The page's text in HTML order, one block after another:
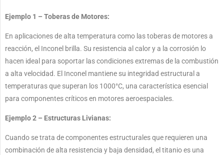
Ejemplo 1 – Toberas de Motores:
En aplicaciones de alta temperatura como las toberas de motores a
reacción, el Inconel brilla. Su resistencia al calor y a la corrosión lo
hacen ideal para soportar las condiciones extremas de la combustión
a alta velocidad. El Inconel mantiene su integridad estructural a
temperaturas que superan los 1000°C, una característica esencial
para componentes críticos en motores aeroespaciales.
Ejemplo 2 – Estructuras Livianas:
Cuando se trata de componentes estructurales que requieren una
combinación de alta resistencia y baja densidad, el titanio es una